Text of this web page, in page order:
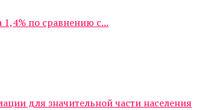
по сравнению с...
для значительной части населения